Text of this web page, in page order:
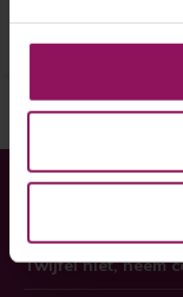
Heeft u hulp
Twijfel niet, neem